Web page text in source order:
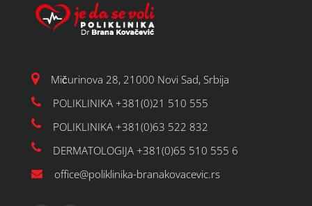
Mičurinova 28, 21000 Novi Sad, Srbija
POLIKLINIKA +381(0)21 510 555
POLIKLINIKA +381(0)63 522 832
DERMATOLOGIJA +381(0)65 510 555 6
office@poliklinika-branakovacevic.rs